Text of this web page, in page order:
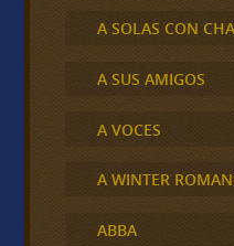
A SOLAS CON
A SUS AMIGOS
A VOCES
A WINTER
ABBA